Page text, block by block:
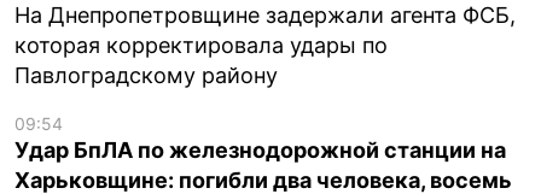
На Днепропетровщине задержали агента ФСБ,
которая корректировала удары по
Павлоградскому району
09:54
Удар БпЛА по железнодорожной станции на
Харьковщине: погибли два человека, восемь